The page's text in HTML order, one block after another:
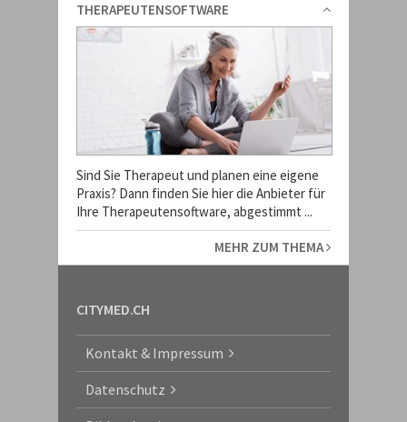
THERAPEUTENSOFTWARE
Sind Sie Therapeut und planen eine eigene
Praxis? Dann finden Sie hier die Anbieter für
Ihre Therapeutensoftware, abgestimmt ...
MEHR ZUM THEMA
CITYMED.CH
Kontakt & Impressum
Datenschutz